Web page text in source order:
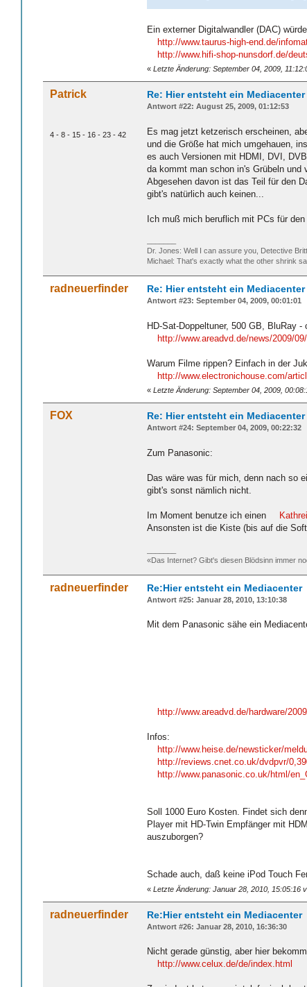
Ein externer Digitalwandler (DAC)
http://www.taurus-high-end.de/
http://www.hifi-shop-nunsdorf.de/
« Letzte Änderung: September 04, 2009,
Patrick
4 - 8 - 15 - 16 - 23 - 42
Re: Hier entsteht ein Mediacenter
Antwort #22: August 25, 2009, 01:12:53
Es mag jetzt ketzerisch erscheinen,
und die Größe hat mich umgehauen,
es auch Versionen mit HDMI, DVI,
da kommt man schon in's Grübeln
Abgesehen davon ist das Teil für den
gibt's natürlich auch keinen...
Ich muß mich beruflich mit PCs für
Dr. Jones: Well I can assure you, Detective
Michael: That's exactly what the other shrink
radneuerfinder Re: Hier entsteht ein Mediacenter
Antwort #23: September 04, 2009, 00:01:01
HD-Sat-Doppeltuner, 500 GB, BluRay -
http://www.areadvd.de/news/2009/
Warum Filme rippen? Einfach in der
http://www.electronichouse.com/
« Letzte Änderung: September 04, 2009,
FOX Re: Hier entsteht ein Mediacenter
Antwort #24: September 04, 2009, 00:22:32
Zum Panasonic:
Das wäre was für mich, denn nach so
gibt's sonst nämlich nicht.
Im Moment benutze ich einen
Ansonsten ist die Kiste (bis auf die
«Das Internet? Gibt's diesen Blödsinn immer
radneuerfinder Re:Hier entsteht ein Mediacenter
Antwort #25: Januar 28, 2010, 13:10:38
Mit dem Panasonic sähe ein
http://www.areadvd.de/hardware/
Infos:
http://www.heise.de/newsticker/
http://reviews.cnet.co.uk/dvdpvr/
http://www.panasonic.co.uk/html/
Soll 1000 Euro Kosten. Findet sich
Player mit HD-Twin Empfänger mit
auszuborgen?
Schade auch, daß keine iPod Touch
« Letzte Änderung: Januar 28, 2010, 15:05:16
radneuerfinder Re:Hier entsteht ein Mediacenter
Antwort #26: Januar 28, 2010, 16:36:30
Nicht gerade günstig, aber hier
http://www.celux.de/de/index.html